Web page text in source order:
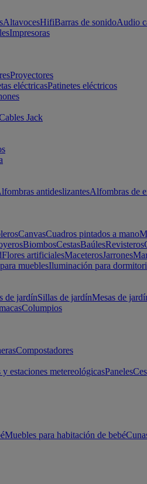
AltavocesHifiBarras de sonidoAudio
Impresoras
Proyectores
eléctricasPatinetes eléctricos
Jack
antideslizantesAlfombras de
CanvasCuadros pintados a mano
BiombosCestasBaúlesRevisteros
Flores artificialesMaceterosJarrones
mueblesIluminación para
de jardínSillas de jardínMesas de
Columpios
Compostadores
estaciones metereológicasPaneles
Muebles para habitación de bebé